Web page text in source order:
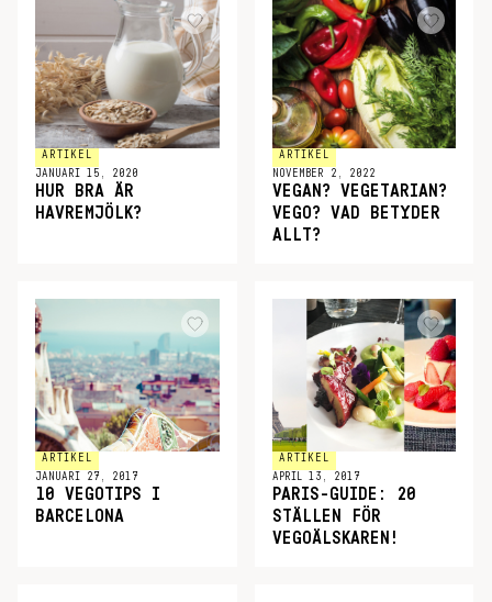
ARTIKEL
JANUARI 15, 2020
HUR BRA ÄR
HAVREMJÖLK?
ARTIKEL
NOVEMBER 2, 2022
VEGAN? VEGETARIAN?
VEGO? VAD BETYDER
ALLT?
ARTIKEL
JANUARI 27, 2017
10 VEGOTIPS I
BARCELONA
ARTIKEL
APRIL 13, 2017
PARIS-GUIDE: 20
STÄLLEN FÖR
VEGOÄLSKAREN!